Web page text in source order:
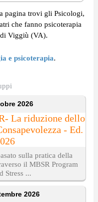
pagina trovi gli Psicologi,
che fanno psicoterapia
Viggiù (VA).
e psicoterapia.
2026
La riduzione dello
- Ed.
sulla pratica della
il MBSR Program
Stress ...
2026